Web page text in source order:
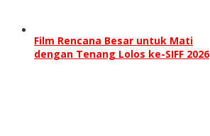
Film Rencana Besar untuk Mati
dengan Tenang Lolos ke-SIFF 2026